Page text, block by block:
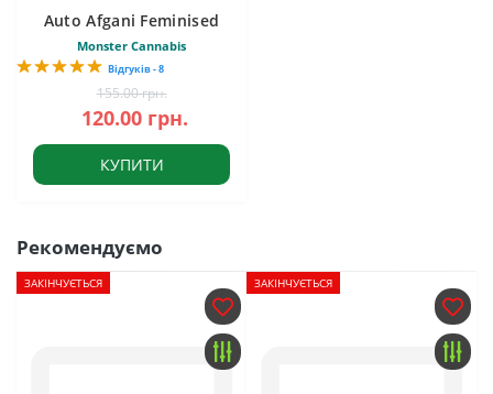
Auto Afgani Feminised
Monster Cannabis
Відгуків - 8
155.00 грн.
120.00 грн.
КУПИТИ
Рекомендуємо
ЗАКІНЧУЄТЬСЯ ЗАКІНЧУЄТЬСЯ